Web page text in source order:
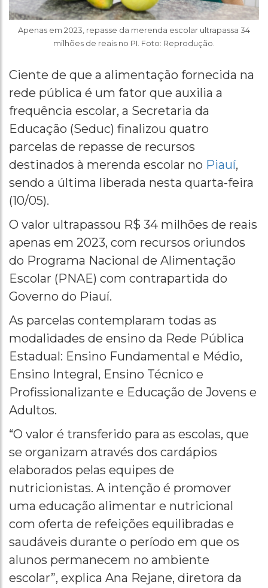
Apenas em 2023, repasse da merenda escolar ultrapassa 34
milhões de reais no PI. Foto: Reprodução.
Ciente de que a alimentação fornecida na
rede pública é um fator que auxilia a
frequência escolar, a Secretaria da
Educação (Seduc) finalizou quatro
parcelas de repasse de recursos
destinados à merenda escolar no Piauí,
sendo a última liberada nesta quarta-feira
(10/05).
O valor ultrapassou R$ 34 milhões de reais
apenas em 2023, com recursos oriundos
do Programa Nacional de Alimentação
Escolar (PNAE) com contrapartida do
Governo do Piauí.
As parcelas contemplaram todas as
modalidades de ensino da Rede Pública
Estadual: Ensino Fundamental e Médio,
Ensino Integral, Ensino Técnico e
Profissionalizante e Educação de Jovens e
Adultos.
“O valor é transferido para as escolas, que
se organizam através dos cardápios
elaborados pelas equipes de
nutricionistas. A intenção é promover
uma educação alimentar e nutricional
com oferta de refeições equilibradas e
saudáveis durante o período em que os
alunos permanecem no ambiente
escolar”, explica Ana Rejane, diretora da